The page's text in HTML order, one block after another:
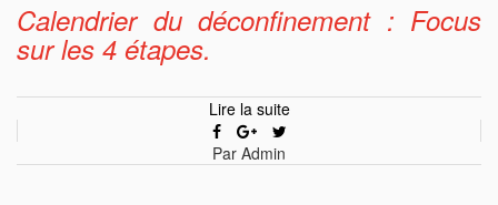
Calendrier du déconfinement : Focus
sur les 4 étapes.
Lire la suite
Par Admin